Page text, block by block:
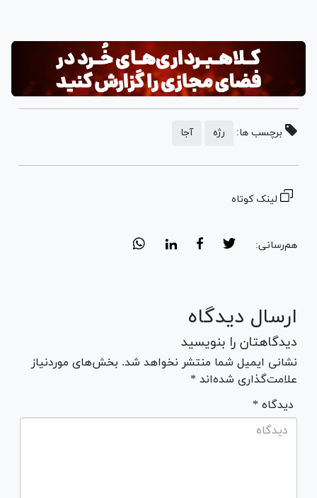
برچسب ها: رژه آجا
لینک کوتاه
هم‌رسانی:
ارسال دیدگاه
دیدگاهتان را بنویسید
نشانی ایمیل شما منتشر نخواهد شد. بخش‌های موردنیاز
علامت‌گذاری شده‌اند *
* دیدگاه